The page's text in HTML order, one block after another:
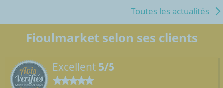
Toutes les actualités
Fioulmarket selon ses clients
Excellent 5/5